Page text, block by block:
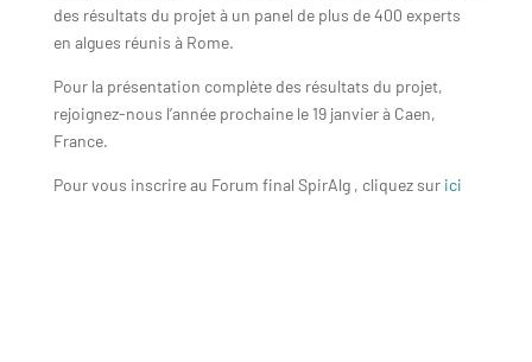
des résultats du projet à un panel de plus de 400 experts
en algues réunis à Rome.
Pour la présentation complète des résultats du projet,
rejoignez-nous l’année prochaine le 19 janvier à Caen,
France.
Pour vous inscrire au Forum final SpirAlg , cliquez sur ici